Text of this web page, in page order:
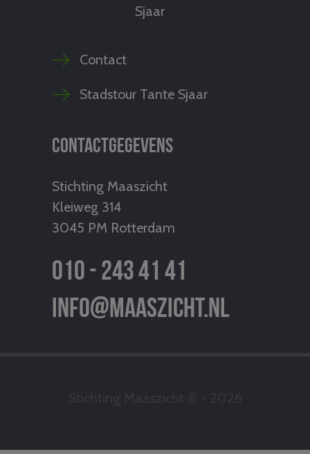
Sjaar
Contact
Stadstour Tante Sjaar
Contactgegevens
Stichting Maaszicht
Kleiweg 314
3045 PM Rotterdam
010 - 243 41 41
info@maaszicht.nl